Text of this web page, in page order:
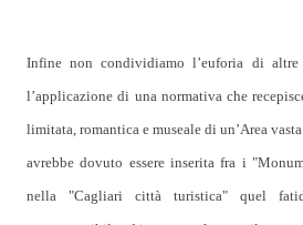
Infine non condividiamo l’euforia di altre
l’applicazione di una normativa che
limitata, romantica e museale di un’Area
avrebbe dovuto essere inserita fra i
nella "Cagliari città turistica" quel